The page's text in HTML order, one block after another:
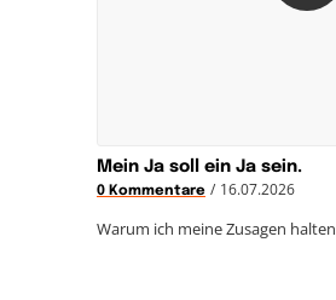
Mein Ja soll ein Ja sein.
0 Kommentare / 16.07.2026
Warum ich meine Zusagen